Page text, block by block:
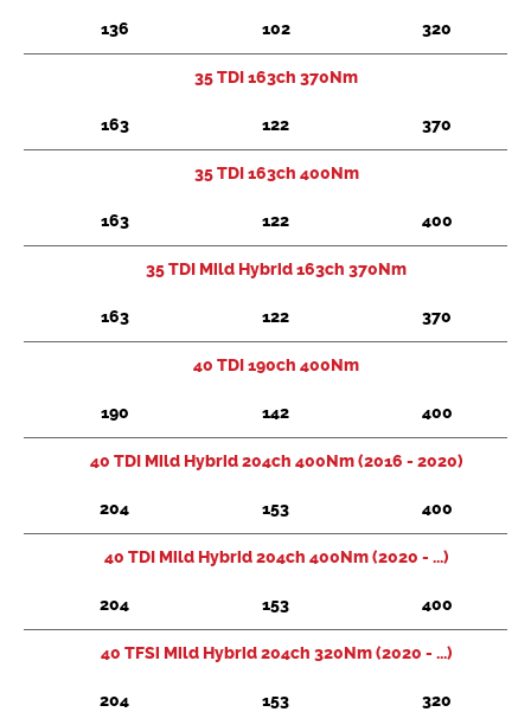
136 102 320
35 TDI 163ch 370Nm
163 122 370
35 TDI 163ch 400Nm
163 122 400
35 TDI Mild Hybrid 163ch 370Nm
163 122 370
40 TDI 190ch 400Nm
190 142 400
40 TDI Mild Hybrid 204ch 400Nm (2016 - 2020)
204 153 400
40 TDI Mild Hybrid 204ch 400Nm (2020 - ...)
204 153 400
40 TFSi Mild Hybrid 204ch 320Nm (2020 - ...)
204 153 320